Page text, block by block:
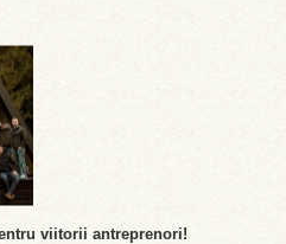
viitorii antreprenori!